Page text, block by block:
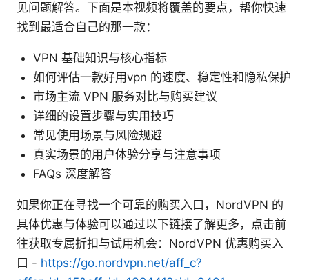
见问题解答。下面是本视频将覆盖的要点，帮你快速
找到最适合自己的那一款：
VPN 基础知识与核心指标
如何评估一款好用vpn 的速度、稳定性和隐私保护
市场主流 VPN 服务对比与购买建议
详细的设置步骤与实用技巧
常见使用场景与风险规避
真实场景的用户体验分享与注意事项
FAQs 深度解答
如果你正在寻找一个可靠的购买入口，NordVPN 的
具体优惠与体验可以通过以下链接了解更多，点击前
往获取专属折扣与试用机会：NordVPN 优惠购买入
口 - https://go.nordvpn.net/aff_c?